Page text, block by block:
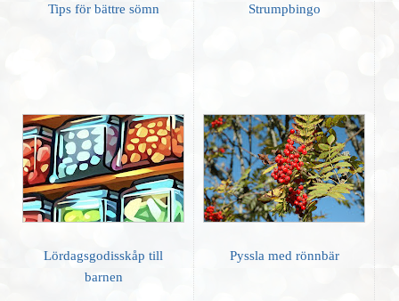
Tips för bättre sömn Strumpbingo
Lördagsgodisskåp till
barnen
Pyssla med rönnbär